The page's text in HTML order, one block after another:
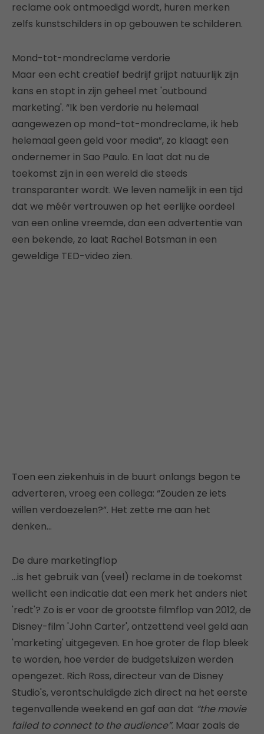
reclame ook ontmoedigd wordt, huren merken
zelfs kunstschilders in op gebouwen te schilderen.
Mond-tot-mondreclame verdorie
Maar een echt creatief bedrijf grijpt natuurlijk zijn
kans en stopt in zijn geheel met 'outbound
marketing'. “Ik ben verdorie nu helemaal
aangewezen op mond-tot-mondreclame, ik heb
helemaal geen geld voor media”, zo klaagt een
ondernemer in Sao Paulo. En laat dat nu de
toekomst zijn in een wereld die steeds
transparanter wordt. We leven namelijk in een tijd
dat we méér vertrouwen op het eerlijke oordeel
van een online vreemde, dan een advertentie van
een bekende, zo laat Rachel Botsman in een
geweldige TED-video zien.
Toen een ziekenhuis in de buurt onlangs begon te
adverteren, vroeg een collega: “Zouden ze iets
willen verdoezelen?”. Het zette me aan het
denken…
De dure marketingflop
…is het gebruik van (veel) reclame in de toekomst
wellicht een indicatie dat een merk het anders niet
'redt'? Zo is er voor de grootste filmflop van 2012, de
Disney-film 'John Carter', ontzettend veel geld aan
'marketing' uitgegeven. En hoe groter de flop bleek
te worden, hoe verder de budgetsluizen werden
opengezet. Rich Ross, directeur van de Disney
Studio's, verontschuldigde zich direct na het eerste
tegenvallende weekend en gaf aan dat “the movie
failed to connect to the audience”. Maar zoals de